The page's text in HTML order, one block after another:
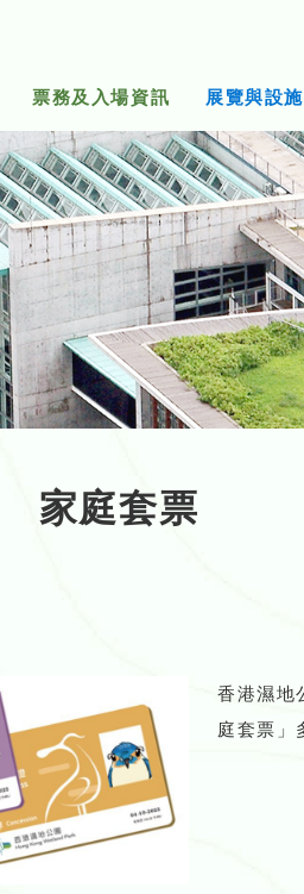
票務及入場資訊 展覽與設施
家庭套票
香港濕地
庭套票」